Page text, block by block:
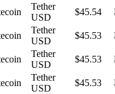
Tether
USD
$45.54
Tether
USD
$45.53
Tether
USD
$45.53
Tether
USD
$45.53